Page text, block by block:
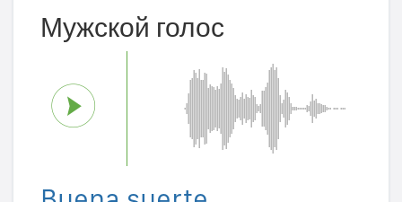
Мужской голос